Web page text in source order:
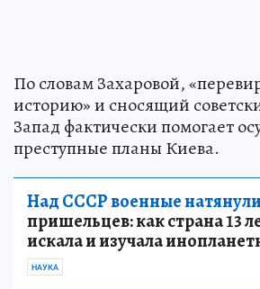
По словам Захаровой,
историю» и сносящий
Запад фактически помогает
преступные планы Киева.
Над СССР военные натянули
пришельцев: как страна 13
искала и изучала
НАУКА